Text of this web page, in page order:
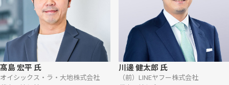
髙島 宏平 氏
オイシックス・ラ・大地株式会社
川邊 健太郎 氏
（前）LINEヤフー株式会社